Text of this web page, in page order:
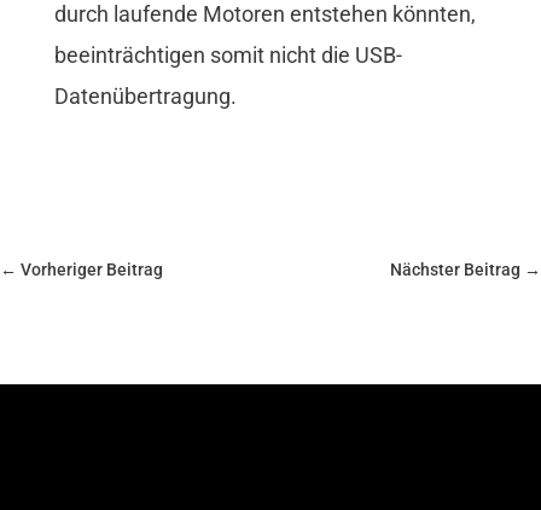
durch laufende Motoren entstehen könnten,
beeinträchtigen somit nicht die USB-
Datenübertragung.
← Vorheriger Beitrag Nächster Beitrag →